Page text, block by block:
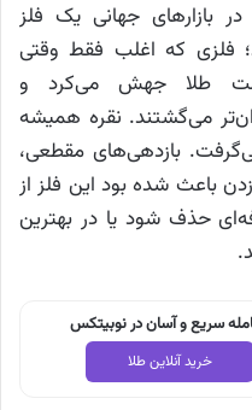
بازارهای جهانی یک فلز
که اغلب فقط وقتی
طلا جهش می‌کرد و
می‌گشتند. نقره همیشه
بازدهی‌های مقطعی،
باعث شده بود این فلز از
حذف شود یا در بهترین
سریع و آسان در نوبیتکس
خرید آنلاین طلا